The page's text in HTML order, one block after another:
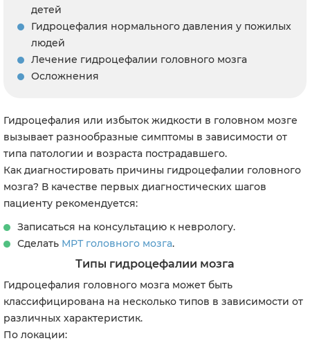
детей
Гидроцефалия нормального давления у пожилых
людей
Лечение гидроцефалии головного мозга
Осложнения
Гидроцефалия или избыток жидкости в головном мозге
вызывает разнообразные симптомы в зависимости от
типа патологии и возраста пострадавшего.
Как диагностировать причины гидроцефалии головного
мозга? В качестве первых диагностических шагов
пациенту рекомендуется:
Записаться на консультацию к неврологу.
Сделать МРТ головного мозга.
Типы гидроцефалии мозга
Гидроцефалия головного мозга может быть
классифицирована на несколько типов в зависимости от
различных характеристик.
По локации: